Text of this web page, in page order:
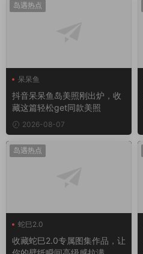
岛遇热点
呆呆鱼
抖音呆呆鱼岛美照刚出炉，收
藏这篇轻松get同款美照
2026-08-07
岛遇热点
蛇巳2.0
收藏蛇巳2.0专属图集作品，让